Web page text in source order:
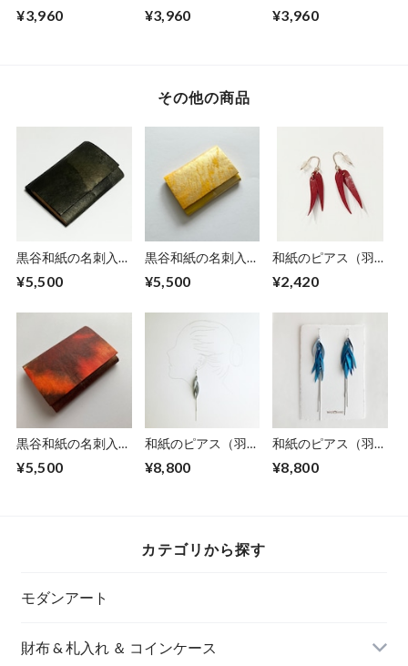
¥3,960 ¥3,960 ¥3,960
その他の商品
黒谷和紙の名刺入れ
¥5,500
黒谷和紙の名刺入れ
¥5,500
和紙のピアス（羽）
¥2,420
黒谷和紙の名刺入れ
¥5,500
和紙のピアス（羽）
¥8,800
和紙のピアス（羽）
¥8,800
カテゴリから探す
モダンアート
財布 & 札入れ ＆ コインケース